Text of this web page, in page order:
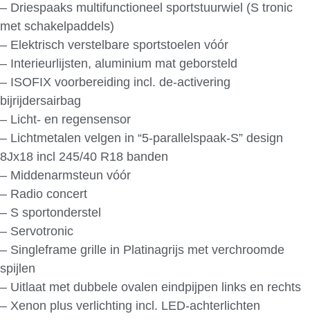
– Driespaaks multifunctioneel sportstuurwiel (S tronic
met schakelpaddels)
– Elektrisch verstelbare sportstoelen vóór
– Interieurlijsten, aluminium mat geborsteld
– ISOFIX voorbereiding incl. de-activering
bijrijdersairbag
– Licht- en regensensor
– Lichtmetalen velgen in “5-parallelspaak-S” design
8Jx18 incl 245/40 R18 banden
– Middenarmsteun vóór
– Radio concert
– S sportonderstel
– Servotronic
– Singleframe grille in Platinagrijs met verchroomde
spijlen
– Uitlaat met dubbele ovalen eindpijpen links en rechts
– Xenon plus verlichting incl. LED-achterlichten